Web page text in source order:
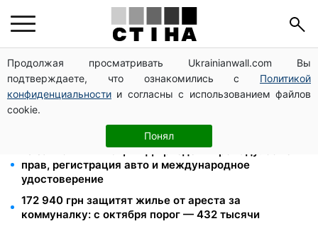
Продолжая просматривать Ukrainianwall.com Вы
подтверждаете, что ознакомились с Политикой
конфиденциальности и согласны с использованием файлов
cookie.
Понял
125 грн за куб воды: закон №4777 запустил двойное
подорожание тарифов в регионах
Федоров уволен и без бронирования: Камельчук
предлагает экс-министру мобилизацию на общих
10 заявок — и МСЦ МВД приедет в громаду: обмен
прав, регистрация авто и международное
удостоверение
172 940 грн защитят жилье от ареста за
коммуналку: с октября порог — 432 тысячи